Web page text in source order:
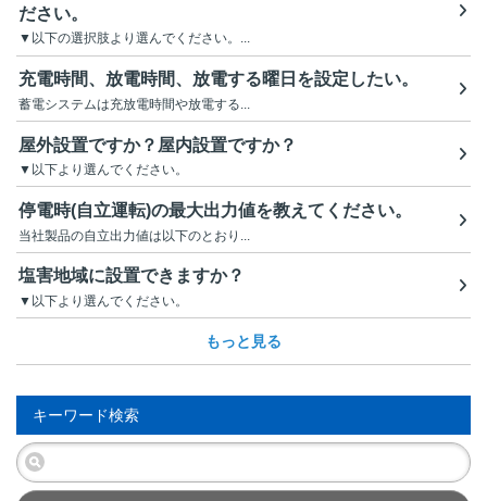
ださい。
▼以下の選択肢より選んでください。...
充電時間、放電時間、放電する曜日を設定したい。
蓄電システムは充放電時間や放電する...
屋外設置ですか？屋内設置ですか？
▼以下より選んでください。
停電時(自立運転)の最大出力値を教えてください。
当社製品の自立出力値は以下のとおり...
塩害地域に設置できますか？
▼以下より選んでください。
もっと見る
キーワード検索